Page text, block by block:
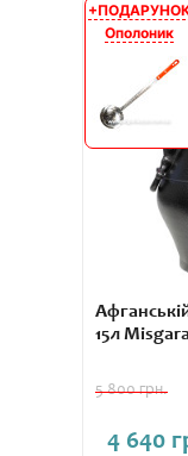
АКЦІЯ
Ополоник
15л
5 800 грн.
4 640